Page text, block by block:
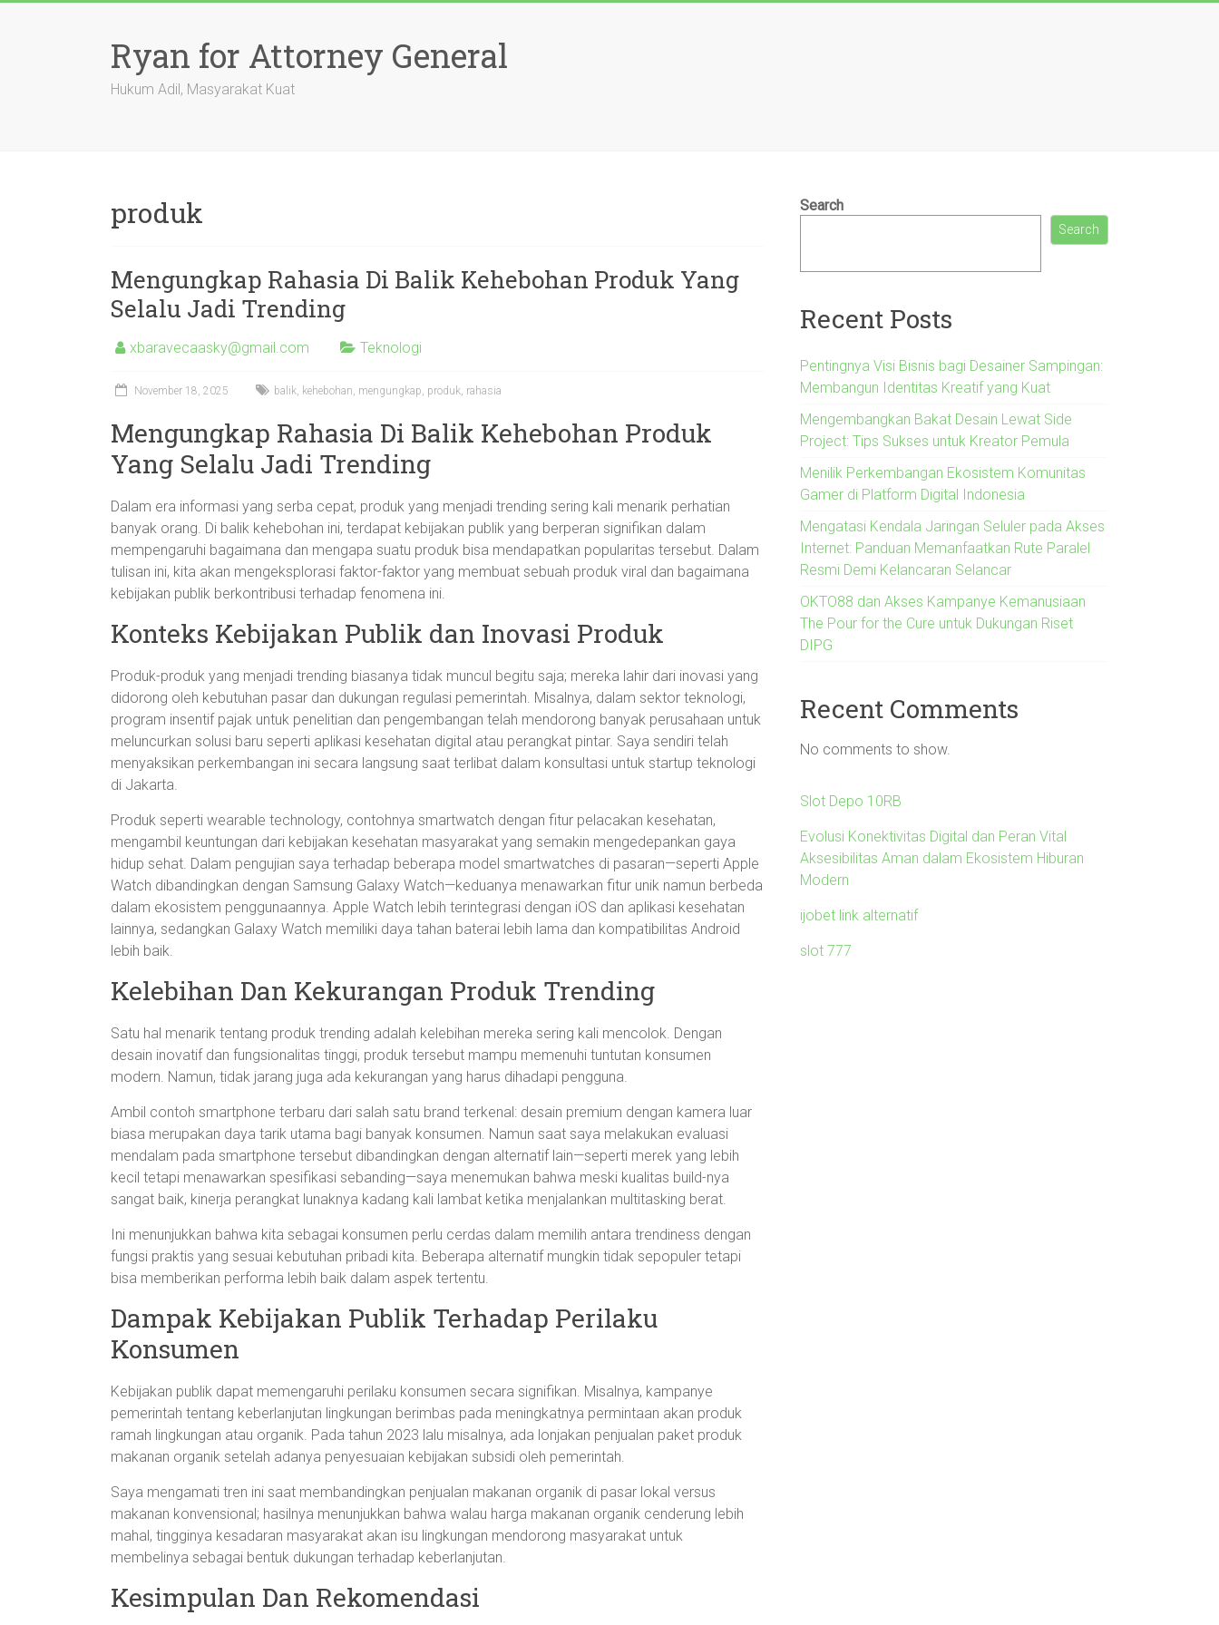
Ryan for Attorney General
Hukum Adil, Masyarakat Kuat
produk
Mengungkap Rahasia Di Balik Kehebohan Produk Yang
Selalu Jadi Trending
xbaravecaasky@gmail.com Teknologi
November 18, 2025 balik, kehebohan, mengungkap, produk, rahasia
Mengungkap Rahasia Di Balik Kehebohan Produk
Yang Selalu Jadi Trending
Dalam era informasi yang serba cepat, produk yang menjadi trending sering kali menarik perhatian
banyak orang. Di balik kehebohan ini, terdapat kebijakan publik yang berperan signifikan dalam
mempengaruhi bagaimana dan mengapa suatu produk bisa mendapatkan popularitas tersebut. Dalam
tulisan ini, kita akan mengeksplorasi faktor-faktor yang membuat sebuah produk viral dan bagaimana
kebijakan publik berkontribusi terhadap fenomena ini.
Konteks Kebijakan Publik dan Inovasi Produk
Produk-produk yang menjadi trending biasanya tidak muncul begitu saja; mereka lahir dari inovasi yang
didorong oleh kebutuhan pasar dan dukungan regulasi pemerintah. Misalnya, dalam sektor teknologi,
program insentif pajak untuk penelitian dan pengembangan telah mendorong banyak perusahaan untuk
meluncurkan solusi baru seperti aplikasi kesehatan digital atau perangkat pintar. Saya sendiri telah
menyaksikan perkembangan ini secara langsung saat terlibat dalam konsultasi untuk startup teknologi
di Jakarta.
Produk seperti wearable technology, contohnya smartwatch dengan fitur pelacakan kesehatan,
mengambil keuntungan dari kebijakan kesehatan masyarakat yang semakin mengedepankan gaya
hidup sehat. Dalam pengujian saya terhadap beberapa model smartwatches di pasaran—seperti Apple
Watch dibandingkan dengan Samsung Galaxy Watch—keduanya menawarkan fitur unik namun berbeda
dalam ekosistem penggunaannya. Apple Watch lebih terintegrasi dengan iOS dan aplikasi kesehatan
lainnya, sedangkan Galaxy Watch memiliki daya tahan baterai lebih lama dan kompatibilitas Android
lebih baik.
Kelebihan Dan Kekurangan Produk Trending
Satu hal menarik tentang produk trending adalah kelebihan mereka sering kali mencolok. Dengan
desain inovatif dan fungsionalitas tinggi, produk tersebut mampu memenuhi tuntutan konsumen
modern. Namun, tidak jarang juga ada kekurangan yang harus dihadapi pengguna.
Ambil contoh smartphone terbaru dari salah satu brand terkenal: desain premium dengan kamera luar
biasa merupakan daya tarik utama bagi banyak konsumen. Namun saat saya melakukan evaluasi
mendalam pada smartphone tersebut dibandingkan dengan alternatif lain—seperti merek yang lebih
kecil tetapi menawarkan spesifikasi sebanding—saya menemukan bahwa meski kualitas build-nya
sangat baik, kinerja perangkat lunaknya kadang kali lambat ketika menjalankan multitasking berat.
Ini menunjukkan bahwa kita sebagai konsumen perlu cerdas dalam memilih antara trendiness dengan
fungsi praktis yang sesuai kebutuhan pribadi kita. Beberapa alternatif mungkin tidak sepopuler tetapi
bisa memberikan performa lebih baik dalam aspek tertentu.
Dampak Kebijakan Publik Terhadap Perilaku
Konsumen
Kebijakan publik dapat memengaruhi perilaku konsumen secara signifikan. Misalnya, kampanye
pemerintah tentang keberlanjutan lingkungan berimbas pada meningkatnya permintaan akan produk
ramah lingkungan atau organik. Pada tahun 2023 lalu misalnya, ada lonjakan penjualan paket produk
makanan organik setelah adanya penyesuaian kebijakan subsidi oleh pemerintah.
Saya mengamati tren ini saat membandingkan penjualan makanan organik di pasar lokal versus
makanan konvensional; hasilnya menunjukkan bahwa walau harga makanan organik cenderung lebih
mahal, tingginya kesadaran masyarakat akan isu lingkungan mendorong masyarakat untuk
membelinya sebagai bentuk dukungan terhadap keberlanjutan.
Kesimpulan Dan Rekomendasi
Search
Search
Recent Posts
Pentingnya Visi Bisnis bagi Desainer Sampingan:
Membangun Identitas Kreatif yang Kuat
Mengembangkan Bakat Desain Lewat Side
Project: Tips Sukses untuk Kreator Pemula
Menilik Perkembangan Ekosistem Komunitas
Gamer di Platform Digital Indonesia
Mengatasi Kendala Jaringan Seluler pada Akses
Internet: Panduan Memanfaatkan Rute Paralel
Resmi Demi Kelancaran Selancar
OKTO88 dan Akses Kampanye Kemanusiaan
The Pour for the Cure untuk Dukungan Riset
DIPG
Recent Comments
No comments to show.
Slot Depo 10RB
Evolusi Konektivitas Digital dan Peran Vital
Aksesibilitas Aman dalam Ekosistem Hiburan
Modern
ijobet link alternatif
slot 777